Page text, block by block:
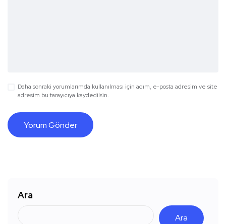
Daha sonraki yorumlarımda kullanılması için adım, e-posta adresim ve site
adresim bu tarayıcıya kaydedilsin.
Ara
Ara